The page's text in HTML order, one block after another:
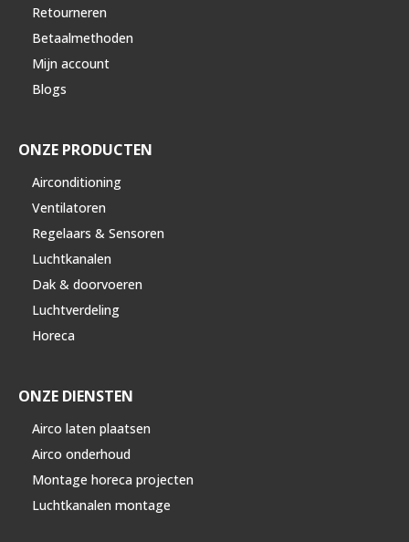
Retourneren
Betaalmethoden
Mijn account
Blogs
ONZE PRODUCTEN
Airconditioning
Ventilatoren
Regelaars & Sensoren
Luchtkanalen
Dak & doorvoeren
Luchtverdeling
Horeca
ONZE DIENSTEN
Airco laten plaatsen
Airco onderhoud
Montage horeca projecten
Luchtkanalen montage